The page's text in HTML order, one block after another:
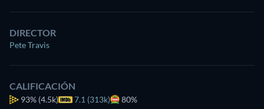
DIRECTOR
Pete Travis
CALIFICACIÓN
93% (4.5k) 7.1 (313k) 80%